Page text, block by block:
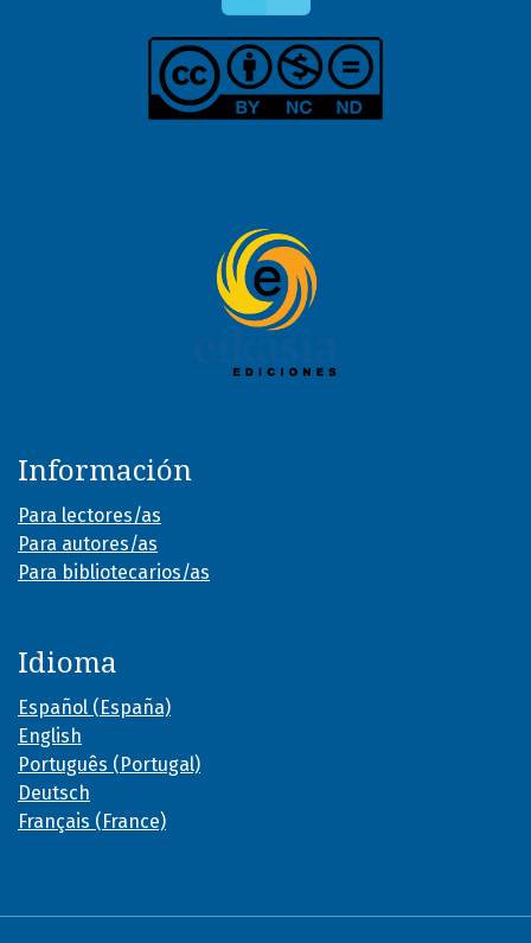
Información
Para lectores/as
Para autores/as
Para bibliotecarios/as
Idioma
Español (España)
English
Português (Portugal)
Deutsch
Français (France)